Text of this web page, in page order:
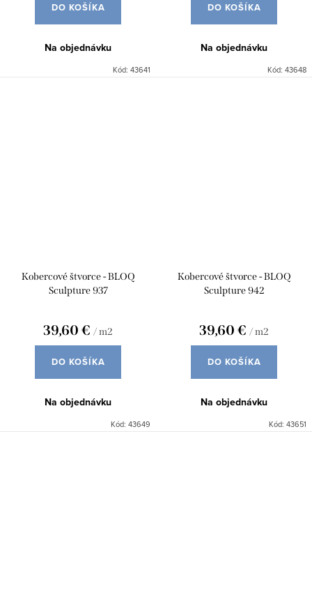
DO KOŠÍKA
Na objednávku
Kód: 43641
DO KOŠÍKA
Na objednávku
Kód: 43648
Kobercové štvorce - BLOQ
Sculpture 937
39,60 € / m2
DO KOŠÍKA
Na objednávku
Kód: 43649
Kobercové štvorce - BLOQ
Sculpture 942
39,60 € / m2
DO KOŠÍKA
Na objednávku
Kód: 43651